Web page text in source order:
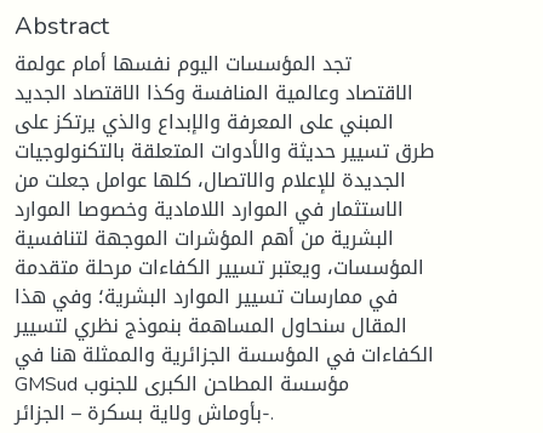
Abstract
تجد المؤسسات اليوم نفسها أمام عولمة
الاقتصاد وعالمية المنافسة وكذا الاقتصاد الجديد
المبني على المعرفة والإبداع والذي يرتكز على
طرق تسيير حديثة والأدوات المتعلقة بالتكنولوجيات
الجديدة للإعلام والاتصال، كلها عوامل جعلت من
الاستثمار في الموارد اللامادية وخصوصا الموارد
البشرية من أهم المؤشرات الموجهة لتنافسية
المؤسسات، ويعتبر تسيير الكفاءات مرحلة متقدمة
في ممارسات تسيير الموارد البشرية؛ وفي هذا
المقال سنحاول المساهمة بنموذج نظري لتسيير
الكفاءات في المؤسسة الجزائرية والممثلة هنا في
GMSud مؤسسة المطاحن الكبرى للجنوب
بأوماش ولاية بسكرة – الجزائر-.